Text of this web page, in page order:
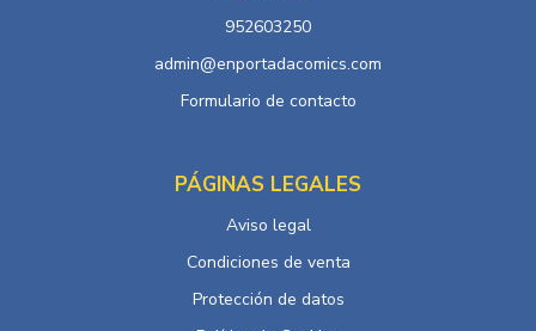
952603250
admin@enportadacomics.com
Formulario de contacto
PÁGINAS LEGALES
Aviso legal
Condiciones de venta
Protección de datos